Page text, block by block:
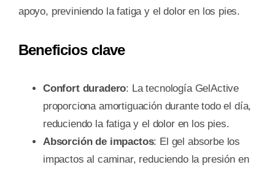
apoyo, previniendo la fatiga y el dolor en los pies.
Beneficios clave
Confort duradero: La tecnología GelActive
proporciona amortiguación durante todo el día,
reduciendo la fatiga y el dolor en los pies.
Absorción de impactos: El gel absorbe los
impactos al caminar, reduciendo la presión en